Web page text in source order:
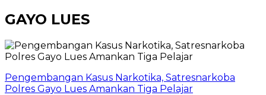
GAYO LUES
Pengembangan Kasus Narkotika, Satresnarkoba
Polres Gayo Lues Amankan Tiga Pelajar